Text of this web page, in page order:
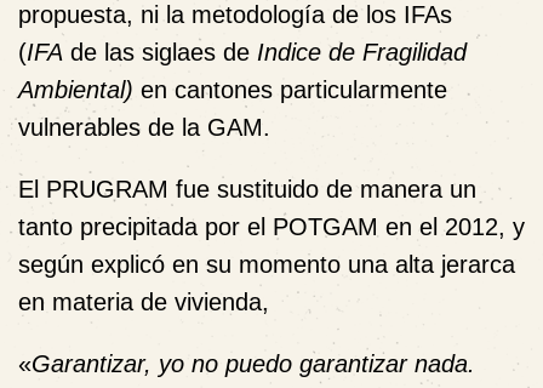
propuesta, ni la metodología de los IFAs
(IFA de las siglaes de Indice de Fragilidad
Ambiental) en cantones particularmente
vulnerables de la GAM.
El PRUGRAM fue sustituido de manera un
tanto precipitada por el POTGAM en el 2012, y
según explicó en su momento una alta jerarca
en materia de vivienda,
«Garantizar, yo no puedo garantizar nada.